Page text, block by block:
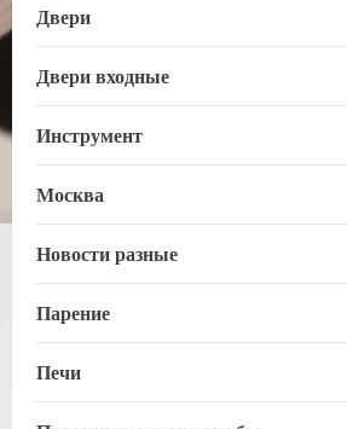
Двери
Двери входные
Инструмент
Москва
Новости разные
Парение
Печи